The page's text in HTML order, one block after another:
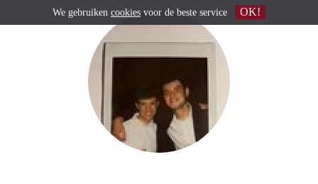
We gebruiken cookies voor de beste service OK!